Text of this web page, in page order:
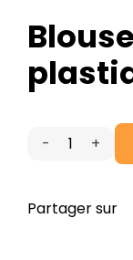
-
quantité
Blouses
+
Partager sur